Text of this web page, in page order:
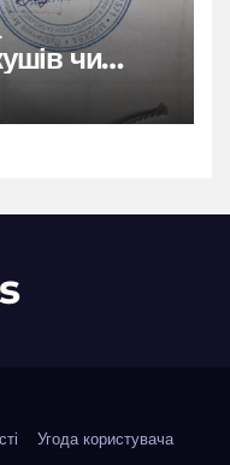
чи
Угода користувача